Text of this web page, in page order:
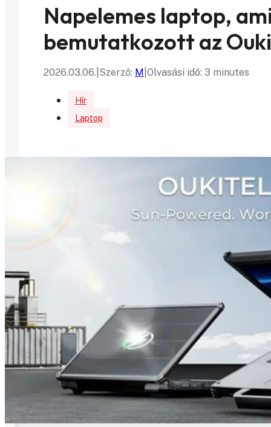
Napelemes laptop,
bemutatkozott az
2026.03.06. Szerző: M Olvasási idő: 3 minutes
Hír
Laptop